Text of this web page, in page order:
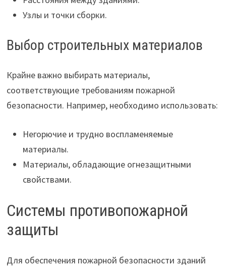
Узлы и точки сборки.
Выбор строительных материалов
Крайне важно выбирать материалы,
соответствующие требованиям пожарной
безопасности. Например, необходимо использовать:
Негорючие и трудно воспламеняемые
материалы.
Материалы, обладающие огнезащитными
свойствами.
Системы противопожарной
защиты
Для обеспечения пожарной безопасности зданий